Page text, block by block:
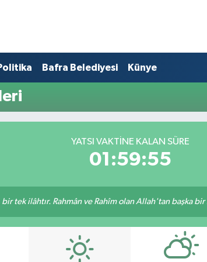
Bafra Belediyesi Künye
YATSI VAKTINE KALAN SÜRE
01:59:55
bir tek ilâhtır. Rahmân ve Rahîm olan Allah'tan başka